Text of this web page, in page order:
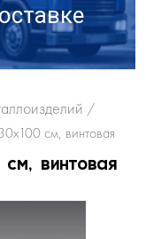
/
см, винтовая
винтовая